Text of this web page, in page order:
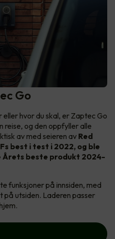
Go
eller hvor du skal, er Zaptec Go
reise, og den oppfyller alle
av med seieren av Red
best i test i 2022, og ble
Årets beste produkt 2024-
funksjoner på innsiden, med
på utsiden. Laderen passer